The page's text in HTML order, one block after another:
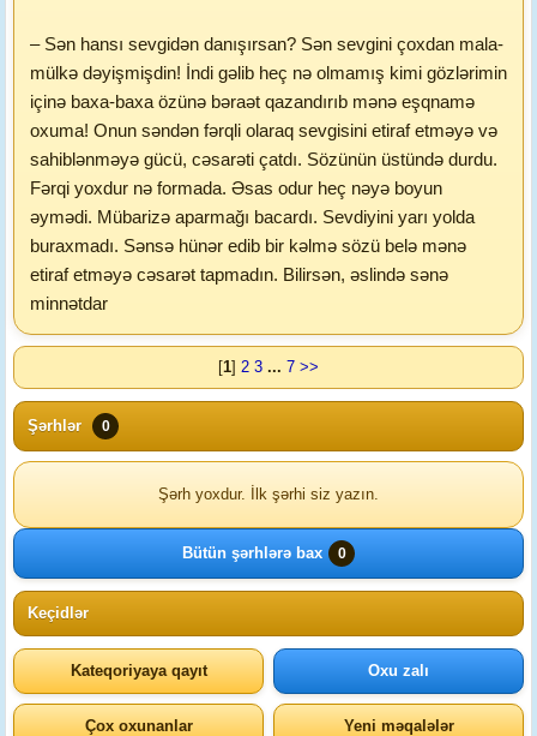
– Sən hansı sevgidən danışırsan? Sən sevgini çoxdan mala-
mülkə dəyişmişdin! İndi gəlib heç nə olmamış kimi gözlərimin
içinə baxa-baxa özünə bəraət qazandırıb mənə eşqnamə
oxuma! Onun səndən fərqli olaraq sevgisini etiraf etməyə və
sahiblənməyə gücü, cəsarəti çatdı. Sözünün üstündə durdu.
Fərqi yoxdur nə formada. Əsas odur heç nəyə boyun
əymədi. Mübarizə aparmağı bacardı. Sevdiyini yarı yolda
buraxmadı. Sənsə hünər edib bir kəlmə sözü belə mənə
etiraf etməyə cəsarət tapmadın. Bilirsən, əslində sənə
minnətdar
[1] 2 3 ... 7 >>
Şərhlər 0
Şərh yoxdur. İlk şərhi siz yazın.
Bütün şərhlərə bax 0
Keçidlər
Kateqoriyaya qayıt Oxu zalı
Çox oxunanlar Yeni məqalələr